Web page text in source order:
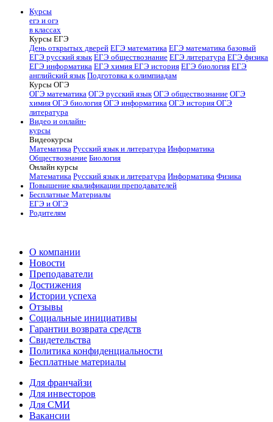
Курсы
егэ и огэ
в классах
Курсы ЕГЭ
День открытых дверей ЕГЭ математика ЕГЭ математика базовый
ЕГЭ русский язык ЕГЭ обществознание ЕГЭ литература ЕГЭ физика
ЕГЭ информатика ЕГЭ химия ЕГЭ история ЕГЭ биология ЕГЭ
английский язык Подготовка к олимпиадам
Курсы ОГЭ
ОГЭ математика ОГЭ русский язык ОГЭ обществознание ОГЭ
химия ОГЭ биология ОГЭ информатика ОГЭ история ОГЭ
литература
Видео и онлайн-
курсы
Видеокурсы
Математика Русский язык и литература Информатика
Обществознание Биология
Онлайн курсы
Математика Русский язык и литература Информатика Физика
Повышение квалификации преподавателей
Бесплатные Материалы
ЕГЭ и ОГЭ
Родителям
О компании
Новости
Преподаватели
Достижения
Истории успеха
Отзывы
Социальные инициативы
Гарантии возврата средств
Свидетельства
Политика конфиденциальности
Бесплатные материалы
Для франчайзи
Для инвесторов
Для СМИ
Вакансии